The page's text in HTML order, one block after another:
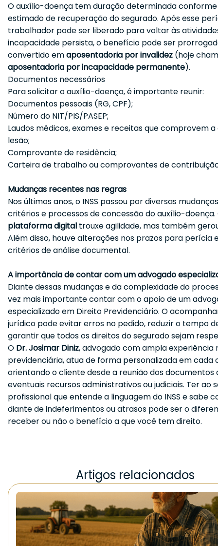
O auxílio-doença tem duração determinada
estimado de recuperação do segurado. Após esse
trabalhador pode ser liberado para voltar às
incapacidade persista, o benefício pode ser
convertido emaposentadoria por invalidez (hoje
aposentadoria por incapacidade permanente).
Documentos necessários
Para solicitar o auxílio-doença, é importante reunir:
Documentos pessoais (RG, CPF);
Número do NIT/PIS/PASEP;
Laudos médicos, exames e receitas que comprovem a
lesão;
Comprovante de residência;
Carteira de trabalho ou comprovantes de contribuição
Mudanças recentes nas regras
Nos últimos anos, o INSS passou por diversas
critérios e processos de concessão do auxílio-doença.
plataforma digital trouxe agilidade, mas também
Além disso, houve alterações nos prazos para perícia
critérios de análise documental.
A importância de contar com um advogado
Diante dessas mudanças e da complexidade do
vez mais importante contar com o apoio de um
especializado em Direito Previdenciário. O
jurídico pode evitar erros no pedido, reduzir o tempo
garantir que todos os direitos do segurado sejam
O Dr. Josimar Diniz, advogado com ampla experiência
previdenciária, atua de forma personalizada em cada
orientando o cliente desde a reunião dos documentos
eventuais recursos administrativos ou judiciais. Ter ao
profissional que entende a linguagem do INSS e sabe
diante de indeferimentos ou atrasos pode ser o
receber ou não o benefício a que você tem direito.
Artigos relacionados